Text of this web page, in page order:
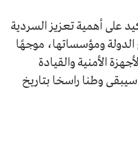
على أهمية تعزيز السردية
الدولة ومؤسساتها، موجهًا
الأمنية والقيادة
وطنا راسخا بتاريخ